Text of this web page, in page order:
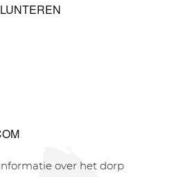
over het dorp